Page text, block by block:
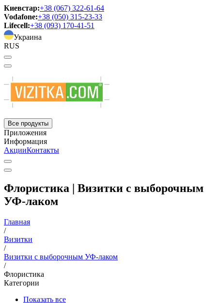
Киевстар:+38 (067) 322-61-64
Vodafone:+38 (050) 315-23-33
Lifecell:+38 (093) 170-41-51
Украина
RUS
Все продукты
Приложения
Информация
АкцииКонтакты
Флористика | Визитки с выборочным
УФ-лаком
Главная
/
Визитки
/
Визитки с выборочным УФ-лаком
/
Флористика
Категории
Показать все